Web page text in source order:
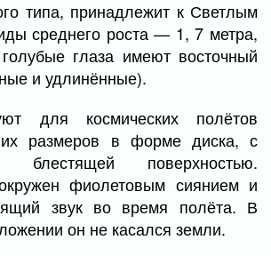
типа, принадлежит к Светлым
среднего роста — 1, 7 метра,
глаза имеют восточный
и удлинённые).
для космических полётов
размеров в форме диска, с
блестящей поверхностью.
фиолетовым сиянием и
звук во время полёта. В
он не касался земли.